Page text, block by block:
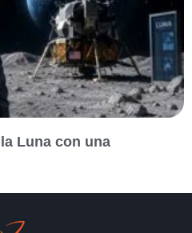
Luna con una